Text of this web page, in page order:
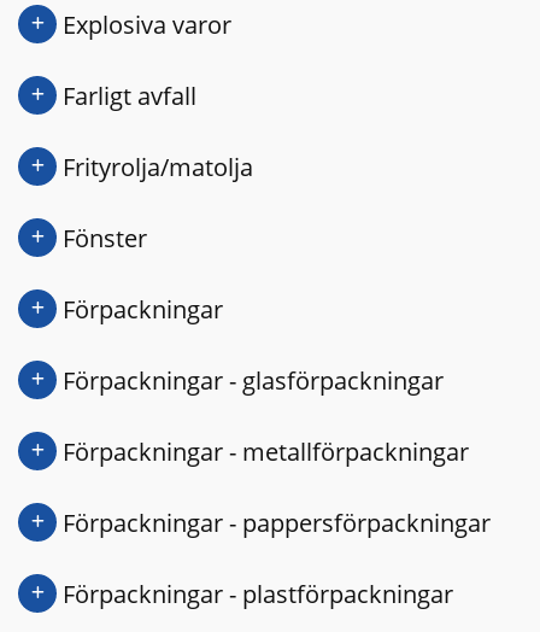
Explosiva varor
Farligt avfall
Frityrolja/matolja
Fönster
Förpackningar
Förpackningar - glasförpackningar
Förpackningar - metallförpackningar
Förpackningar - pappersförpackningar
Förpackningar - plastförpackningar